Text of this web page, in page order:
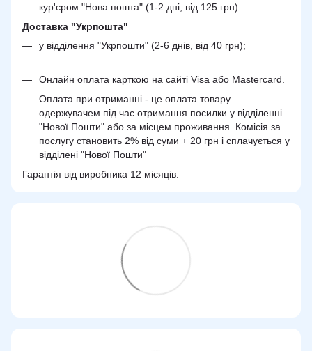
кур'єром "Нова пошта" (1-2 дні, від 125 грн).
Доставка "Укрпошта"
у відділення "Укрпошти" (2-6 днів, від 40 грн);
Онлайн оплата карткою на сайті Visa або Mastercard.
Оплата при отриманні - це оплата товару
одержувачем під час отримання посилки у відділенні
"Нової Пошти" або за місцем проживання. Комісія за
послугу становить 2% від суми + 20 грн і сплачується у
відділені "Нової Пошти"
Гарантія від виробника 12 місяців.